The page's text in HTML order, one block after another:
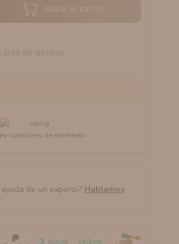
Añadir al carrito
lista de deseos
opiniones de momento
de un experto? Hablamos